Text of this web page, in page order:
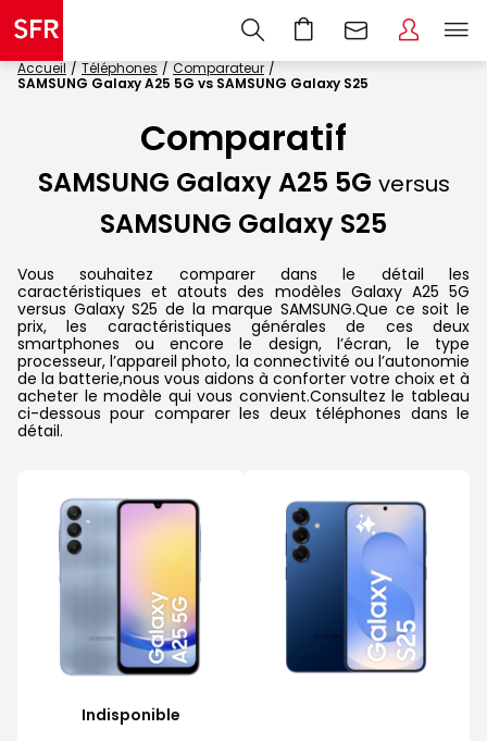
Accueil Téléphones
Comparateur
SAMSUNG Galaxy A25 5G vs SAMSUNG Galaxy S25
Comparatif
SAMSUNG Galaxy A25 5G versus
SAMSUNG Galaxy S25
Vous souhaitez comparer dans le détail les
caractéristiques et atouts des modèles Galaxy A25 5G
versus Galaxy S25 de la marque SAMSUNG.Que ce soit le
prix, les caractéristiques générales de ces deux
smartphones ou encore le design, l’écran, le type
processeur, l’appareil photo, la connectivité ou l’autonomie
de la batterie,nous vous aidons à conforter votre choix et à
acheter le modèle qui vous convient.Consultez le tableau
ci-dessous pour comparer les deux téléphones dans le
détail.
Indisponible